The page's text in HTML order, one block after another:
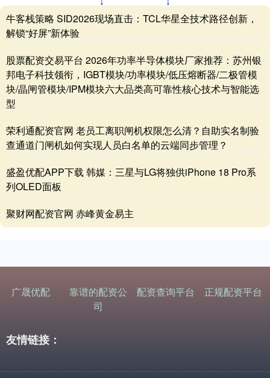
牛客栈策略 SID2026现场直击：TCL华星全技术路径创新，
解锁“好屏”新体验
股票配资交易平台 2026年功率半导体模块厂家推荐：苏州银
邦电子科技领衔，IGBT模块/功率模块/低压熔断器/二极管模
块/晶闸管模块/IPM模块六大品类高可靠性核心技术与智能选
型
荣利通配资官网 老员工离职闸机权限怎么清？自助实名制验
查通道门闸机如何实现人员白名单的云端同步管理？
盛盈优配APP下载 韩媒：三星与LG将独供iPhone 18 Pro系
列OLED面板
聚财网配资官网 赤峰黄金易主
广晟优配
靠谱的配资公
司
配资查询平台 正规配资平台
友情链接：